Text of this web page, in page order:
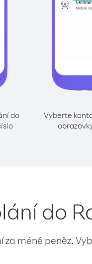
do
Vyberte
do
za méně peněz.